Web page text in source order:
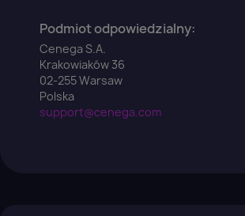
Podmiot odpowiedzialny:
Cenega S.A.
Krakowiaków 36
02-255 Warsaw
Polska
support@cenega.com